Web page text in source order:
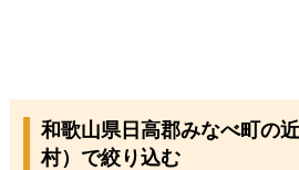
和歌山県日高郡みなべ町の
村）で絞り込む